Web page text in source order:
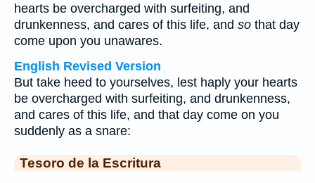
hearts be overcharged with surfeiting, and
drunkenness, and cares of this life, and so that day
come upon you unawares.
English Revised Version
But take heed to yourselves, lest haply your hearts
be overcharged with surfeiting, and drunkenness,
and cares of this life, and that day come on you
suddenly as a snare:
Tesoro de la Escritura